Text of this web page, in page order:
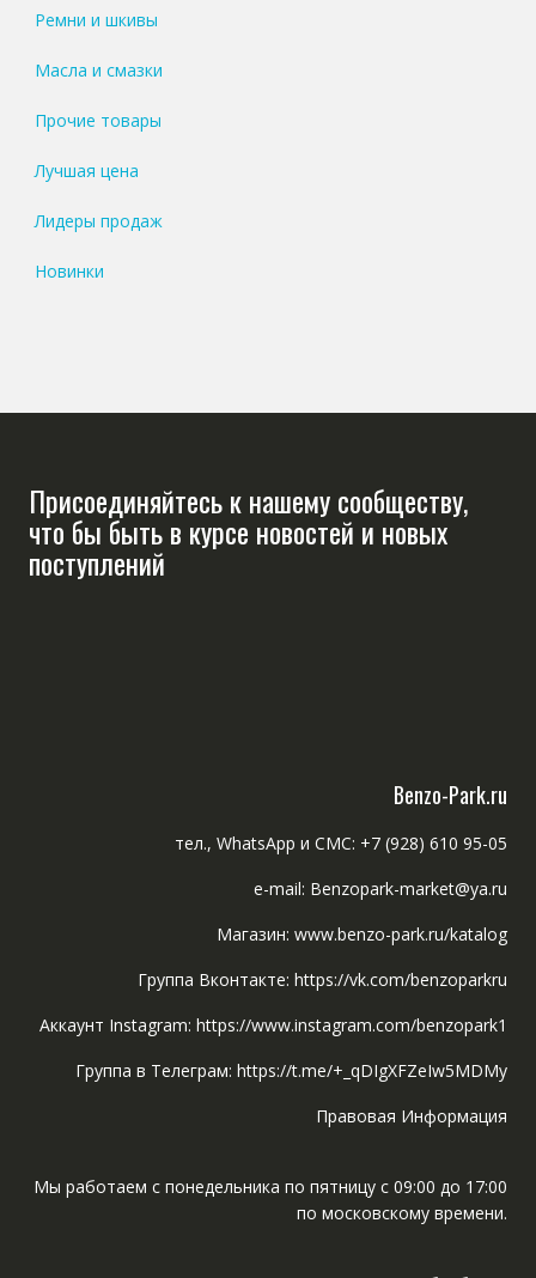
Ремни и шкивы
Масла и смазки
Прочие товары
Лучшая цена
Лидеры продаж
Новинки
Присоединяйтесь к нашему сообществу,
что бы быть в курсе новостей и новых
поступлений
Benzo-Park.ru
тел., WhatsApp и СМС: +7 (928) 610 95-05
e-mail: Benzopark-market@ya.ru
Магазин: www.benzo-park.ru/katalog
Группа Вконтакте: https://vk.com/benzoparkru
Аккаунт Instagram: https://www.instagram.com/benzopark1
Группа в Телеграм: https://t.me/+_qDIgXFZeIw5MDMy
Правовая Информация
Мы работаем с понедельника по пятницу с 09:00 до 17:00
по московскому времени.